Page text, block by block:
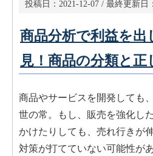
投稿日： 2021-12-07 / 最終更新日：
商品分析で利益を出
見！商品の分類と正
商品やサービスを開発しても
世の常。もし、販売を強化し
かけたりしても、売れ行きが
対策が打てていない可能性が